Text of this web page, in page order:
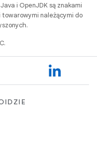
Java i OpenJDK są znakami
należącymi do